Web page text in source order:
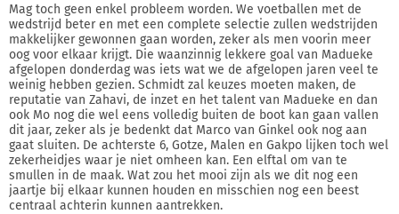
Mag toch geen enkel probleem worden. We voetballen met de
wedstrijd beter en met een complete selectie zullen wedstrijden
makkelijker gewonnen gaan worden, zeker als men voorin meer
oog voor elkaar krijgt. Die waanzinnig lekkere goal van Madueke
afgelopen donderdag was iets wat we de afgelopen jaren veel te
weinig hebben gezien. Schmidt zal keuzes moeten maken, de
reputatie van Zahavi, de inzet en het talent van Madueke en dan
ook Mo nog die wel eens volledig buiten de boot kan gaan vallen
dit jaar, zeker als je bedenkt dat Marco van Ginkel ook nog aan
gaat sluiten. De achterste 6, Gotze, Malen en Gakpo lijken toch wel
zekerheidjes waar je niet omheen kan. Een elftal om van te
smullen in de maak. Wat zou het mooi zijn als we dit nog een
jaartje bij elkaar kunnen houden en misschien nog een beest
centraal achterin kunnen aantrekken.